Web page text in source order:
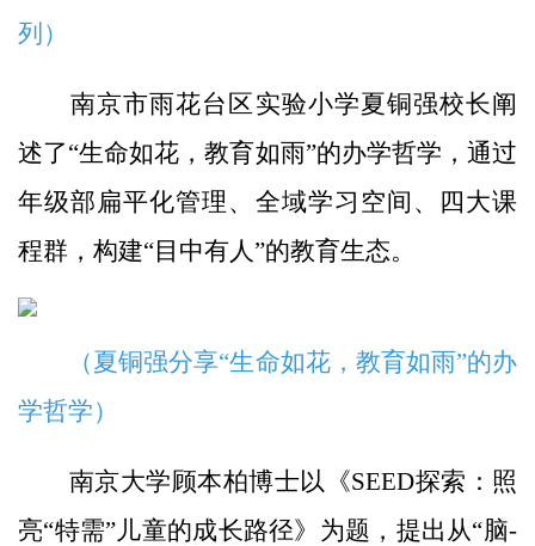
列）
南京市雨花台区实验小学夏铜强校长阐
述了“生命如花，教育如雨”的办学哲学，通过
年级部扁平化管理、全域学习空间、四大课
程群，构建“目中有人”的教育生态。
（夏铜强分享“生命如花，教育如雨”的办
学哲学）
南京大学顾本柏博士以《SEED探索：照
亮“特需”儿童的成长路径》为题，提出从“脑-